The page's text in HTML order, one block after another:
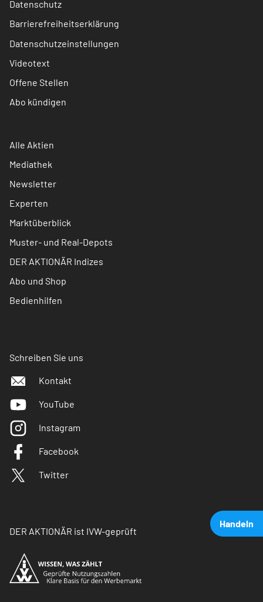
Handeln
Datenschutz
Barrierefreiheitserklärung
Datenschutzeinstellungen
Videotext
Offene Stellen
Abo kündigen
Alle Aktien
Mediathek
Newsletter
Experten
Marktüberblick
Muster- und Real-Depots
DER AKTIONÄR Indizes
Abo und Shop
Bedienhilfen
Schreiben Sie uns
Kontakt
YouTube
Instagram
Facebook
Twitter
DER AKTIONÄR ist IVW-geprüft